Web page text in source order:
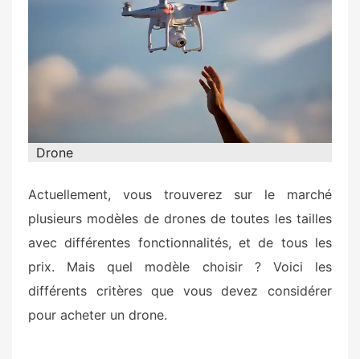
Drone
Actuellement, vous trouverez sur le marché
plusieurs modèles de drones de toutes les tailles
avec différentes fonctionnalités, et de tous les
prix. Mais quel modèle choisir ? Voici les
différents critères que vous devez considérer
pour acheter un drone.